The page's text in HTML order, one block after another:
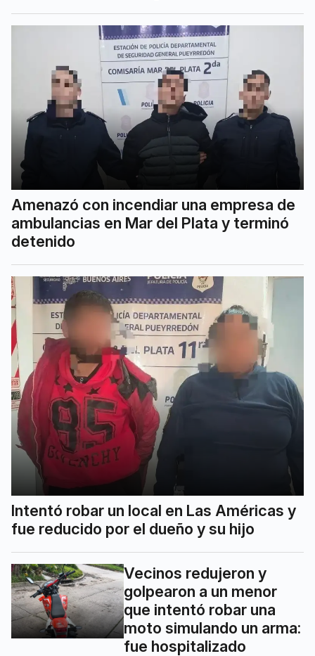
Amenazó con incendiar una empresa de
ambulancias en Mar del Plata y terminó
detenido
Intentó robar un local en Las Américas y
fue reducido por el dueño y su hijo
Vecinos redujeron y
golpearon a un menor
que intentó robar una
moto simulando un arma:
fue hospitalizado